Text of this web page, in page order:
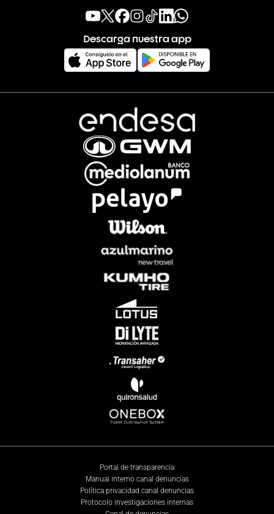
Descarga nuestra app
Portal de transparencia
Manual interno canal denuncias
Política privacidad canal denuncias
Protocolo investigaciones internas